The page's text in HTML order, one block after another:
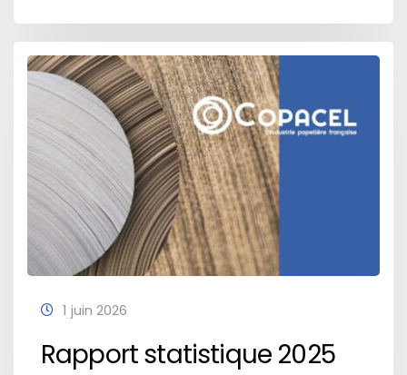
1 juin 2026
Rapport statistique 2025